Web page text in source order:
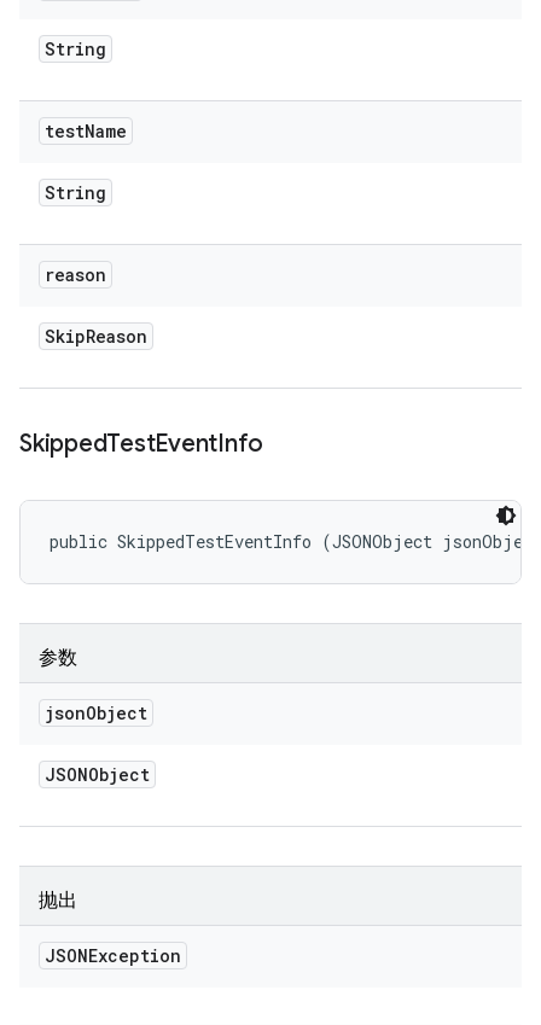
String
testName
String
reason
SkipReason
SkippedTestEventInfo
public SkippedTestEventInfo (JSONObject
参数
jsonObject
JSONObject
抛出
JSONException